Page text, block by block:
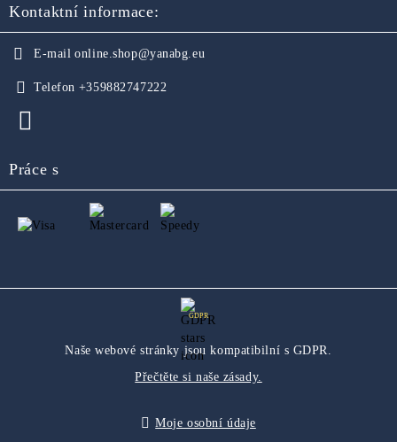
Kontaktní informace:
E-mail online.shop@yanabg.eu
Telefon +359882747222
Práce s
GDPR
Naše webové stránky jsou kompatibilní s GDPR.
Přečtěte si naše zásady.
Moje osobní údaje